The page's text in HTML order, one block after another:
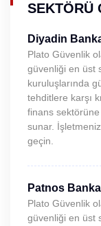
SEKTÖRÜ
Diyadin
Plato Güvenlik
güvenliği en üst
kuruluşlarında
tehditlere karşı
finans
sunar.
geçin.
Patnos
Plato Güvenlik
güvenliği en üst